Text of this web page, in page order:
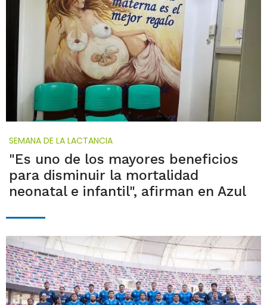
SEMANA DE LA LACTANCIA
"Es uno de los mayores beneficios
para disminuir la mortalidad
neonatal e infantil", afirman en Azul